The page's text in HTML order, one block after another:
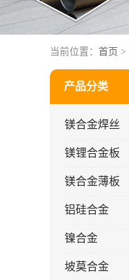
当前位置： 首页 >
产品分类
镁合金焊丝
镁锂合金板
镁合金薄板
铝硅合金
镍合金
坡莫合金